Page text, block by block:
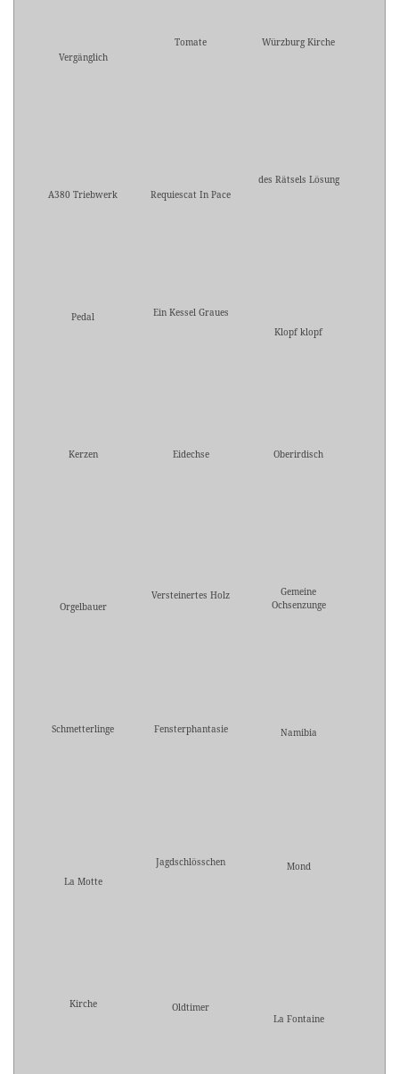
Vergänglich
Tomate Würzburg Kirche
A380 Triebwerk Requiescat In Pace
des Rätsels Lösung
Pedal
Ein Kessel Graues
Klopf klopf
Kerzen Eidechse Oberirdisch
Orgelbauer
Versteinertes Holz
Gemeine
Ochsenzunge
Schmetterlinge Fensterphantasie Namibia
La Motte
Jagdschlösschen Mond
Kirche
Oldtimer
La Fontaine